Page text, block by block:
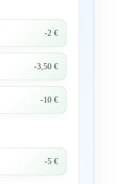
-2 €
-3,50 €
-10 €
-5 €